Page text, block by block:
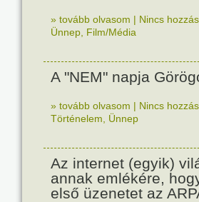
» tovább olvasom | Nincs
Ünnep Film/Média
A "NEM" napja
» tovább olvasom | Nincs
Történelem
Ünnep
Az internet (egyik)
annak emlékére,
első üzenetet az